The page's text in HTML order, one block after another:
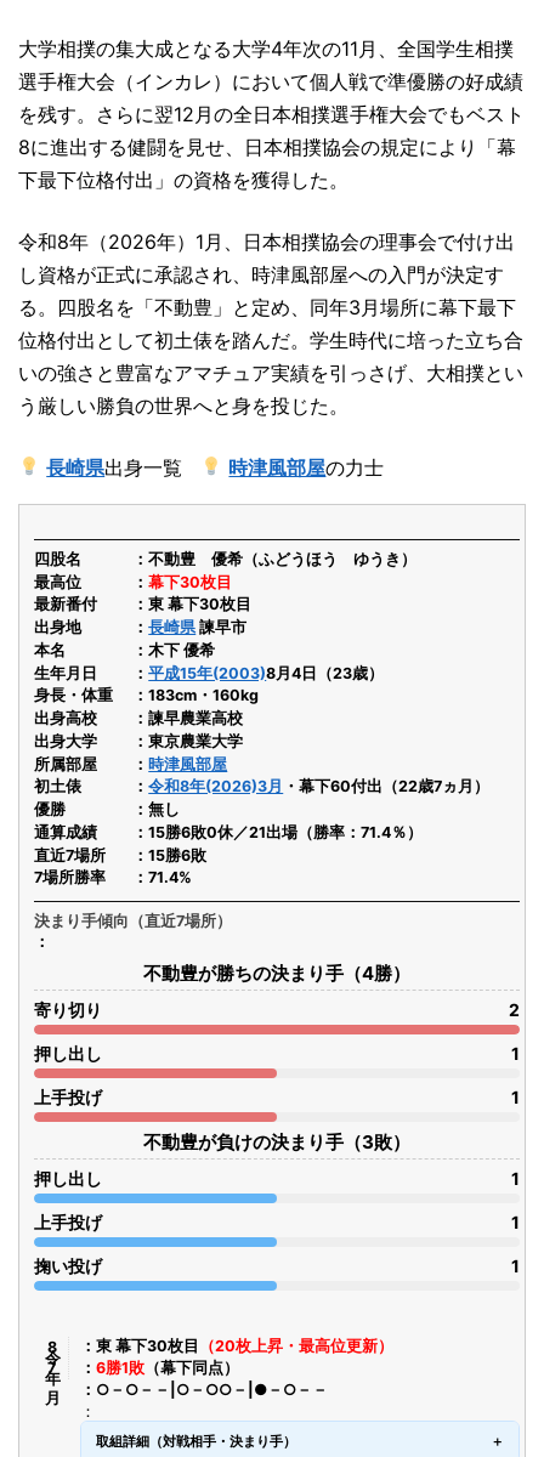
大学相撲の集大成となる大学4年次の11月、全国学生相撲
選手権大会（インカレ）において個人戦で準優勝の好成績
を残す。さらに翌12月の全日本相撲選手権大会でもベスト
8に進出する健闘を見せ、日本相撲協会の規定により「幕
下最下位格付出」の資格を獲得した。
令和8年（2026年）1月、日本相撲協会の理事会で付け出
し資格が正式に承認され、時津風部屋への入門が決定す
る。四股名を「不動豊」と定め、同年3月場所に幕下最下
位格付出として初土俵を踏んだ。学生時代に培った立ち合
いの強さと豊富なアマチュア実績を引っさげ、大相撲とい
う厳しい勝負の世界へと身を投じた。
長崎県出身一覧 時津風部屋の力士
四股名
不動豊 優希（ふどうほう ゆうき）
最高位
幕下30枚目
最新番付
東 幕下30枚目
出身地
長崎県諫早市
本名
木下 優希
生年月日
平成15年(2003)8月4日（23歳）
身長・体重
183cm・160kg
出身高校
諫早農業高校
出身大学
東京農業大学
所属部屋
時津風部屋
初土俵
令和8年(2026)3月 ・幕下60付出（22歳7ヵ月）
優勝
無し
通算成績
15勝6敗0休／21出場（勝率：71.4％）
直近7場所
15勝6敗
7場所勝率
71.4%
決まり手傾向（直近7場所）
不動豊が勝ちの決まり手（4勝）
寄り切り 2
押し出し 1
上手投げ 1
不動豊が負けの決まり手（3敗）
押し出し 1
上手投げ 1
掬い投げ 1
令8年7月 東 幕下30枚目
（20枚上昇・最高位更新）
6勝1敗 （幕下同点）
○－○－－|○－○○－|●－○－－
取組詳細（対戦相手・決まり手）